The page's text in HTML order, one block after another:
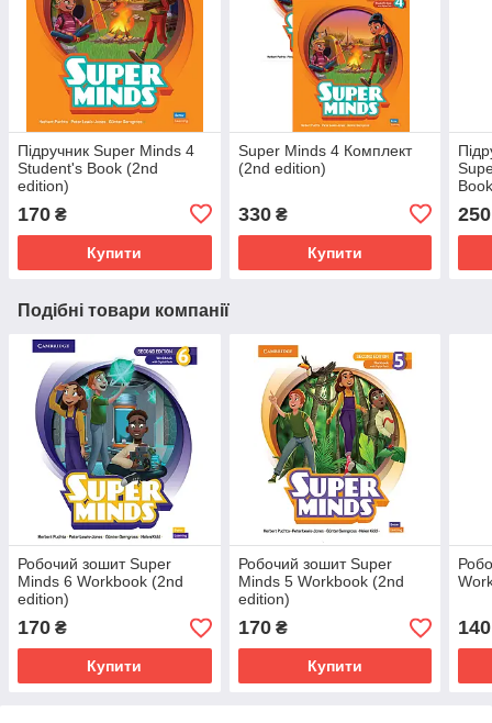
Підручник Super Minds 4
Student's Book (2nd
edition)
170 ₴
Купити
Super Minds 4 Комплект
(2nd edition)
330₴
Купити
250
Подібні товари компанії
Робочий зошит Super
Minds 6 Workbook (2nd
edition)
170 ₴
Купити
Робочий зошит Super
Minds 5 Workbook (2nd
edition)
170₴
Купити
140